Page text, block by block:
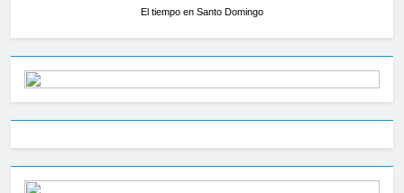
El tiempo en Santo Domingo